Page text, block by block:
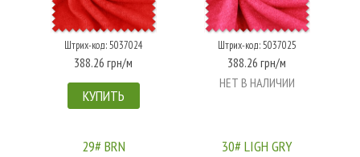
Штрих-код: 5037024
388.26 грн/м
КУПИТЬ
Штрих-код: 5037025
388.26 грн/м
НЕТ В НАЛИЧИИ
29# BRN 30# LIGH GRY